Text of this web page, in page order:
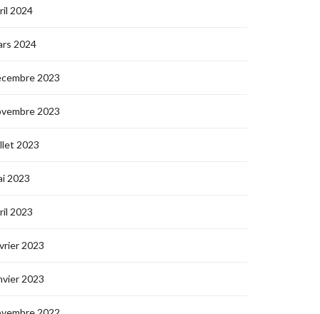
2024
2024
2023
2023
2023
2023
2023
2023
2023